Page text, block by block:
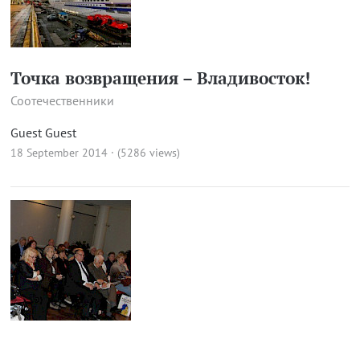
Точка возвращения – Владивосток!
Соотечественники
Guest Guest
18 September 2014 · (5286 views)